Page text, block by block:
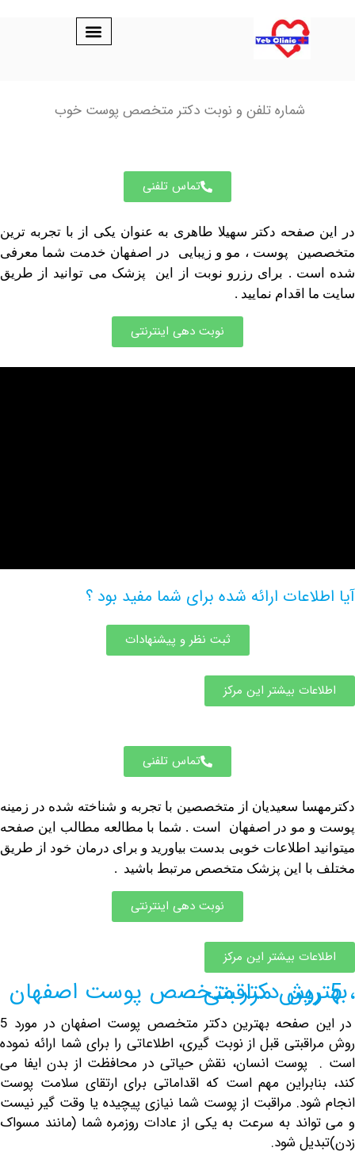
شماره تلفن و نوبت دکتر متخصص پوست خوب
تماس تلفنی
دکتر سهیلا طاهری به عنوان یکی از با تجربه ترین
پوست ، مو و زیبایی در اصفهان خدمت شما معرفی
. برای رزرو نوبت از این پزشک می توانید از طریق
نمایید .
نوبت دهی اینترنتی
ارائه شده برای شما مفید بود ؟
ثبت نظر و پیشنهادات
بیشتر این مرکز
تماس تلفنی
سعیدیان از متخصصین با تجربه و شناخته شده در زمینه
مو در اصفهان است . شما با مطالعه مطالب این صفحه
اطلاعات خوبی بدست بیاورید و برای درمان خود از طریق
این پزشک متخصص مرتبط باشید .
نوبت دهی اینترنتی
بیشتر این مرکز
در این صفحه بهترین دکتر متخصص پوست اصفهان در مورد 5
قبل از نوبت گیری، اطلاعاتی را برای شما ارائه نموده
انسان، نقش حیاتی در محافظت از بدن ایفا می
مهم است که اقداماتی برای ارتقای سلامت پوست
مراقبت از پوست شما نیازی پیچیده یا وقت گیر نیست
به سرعت به یکی از عادات روزمره شما (مانند مسواک
شود.